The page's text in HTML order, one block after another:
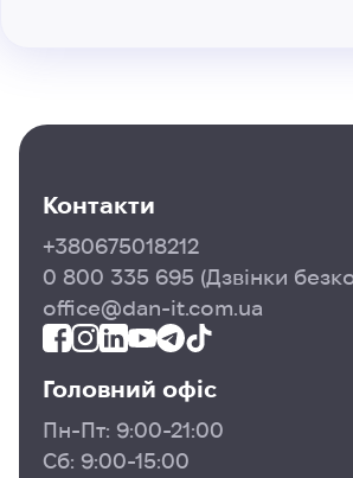
Контакти
+380675018212
0 800 335 695 (Дзвінки
office@dan-it.com.ua
Головний офіс
Пн-Пт: 9:00-21:00
Сб: 9:00-15:00